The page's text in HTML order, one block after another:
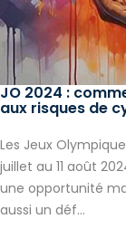
JO 2024 :
aux risques de
Les Jeux
juillet au 11 août
une opportunité
aussi un déf...